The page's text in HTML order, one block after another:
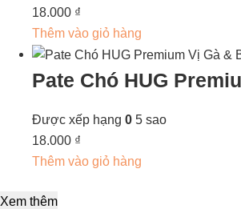
18.000 ₫
Thêm vào giỏ hàng
Pate Chó HUG
Được xếp hạng 0 5 sao
18.000 ₫
Thêm vào giỏ hàng
Xem thêm